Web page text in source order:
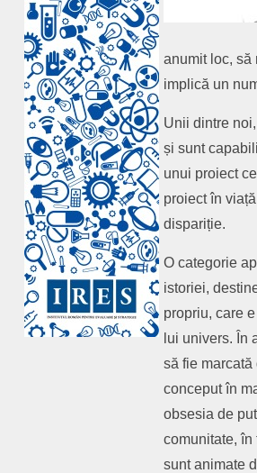
anumit loc, să
implică un
Unii dintre
și sunt
unui proiect
proiect în
dispariție.
O categorie
istoriei,
propriu, care
lui univers. În
să fie
conceput în
obsesia de
comunitate, în
sunt animate